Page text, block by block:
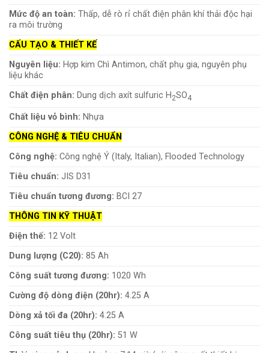
Mức độ an toàn: Thấp, dễ rò rỉ chất điện phân khí thải độc hại
ra môi trường
CẤU TẠO & THIẾT KẾ
Nguyên liệu: Hợp kim Chì Antimon, chất phụ gia, nguyên phụ
liệu khác
Chất điện phân: Dung dịch axít sulfuric H 2SO4
Chất liệu vỏ bình: Nhựa
CÔNG NGHỆ & TIÊU CHUẨN
Công nghệ: Công nghệ Ý (Italy, Italian), Flooded Technology
Tiêu chuẩn: JIS D31
Tiêu chuẩn tương đương: BCI 27
THÔNG TIN KỸ THUẬT
Điện thế: 12 Volt
Dung lượng (C20): 85 Ah
Công suất tương đương: 1020 Wh
Cường độ dòng điện (20hr): 4.25 A
Dòng xả tối đa (20hr): 4.25 A
Công suất tiêu thụ (20hr): 51 W